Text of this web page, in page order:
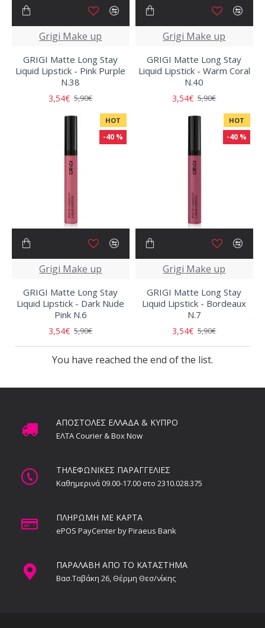
Grigi Make up
GRIGI Matte Long Stay
Liquid Lipstick - Pink Purple
N.38
3,54€ 5,90€
Grigi Make up
GRIGI Matte Long Stay
Liquid Lipstick - Warm Coral
N.40
3,54€ 5,90€
HOT
-40 %
Grigi Make up
GRIGI Matte Long Stay
Liquid Lipstick - Dark Nude
Pink N.6
3,54€ 5,90€
HOT
-40 %
Grigi Make up
GRIGI Matte Long Stay
Liquid Lipstick - Bordeaux
N.7
3,54€ 5,90€
You have reached the end of the list.
ΑΠΟΣΤΟΛΕΣ ΕΛΛΑΔΑ & ΚΥΠΡΟ
ΕΛΤΑ Courier & Box Now
ΤΗΛΕΦΩΝΙΚΕΣ ΠΑΡΑΓΓΕΛΙΕΣ
Καθημερινά 09.00-17.00 στο 2310.028.375
ΠΛΗΡΩΜΗ ΜΕ ΚΑΡΤΑ
ePOS PayCenter by Piraeus Bank
ΠΑΡΑΛΑΒΗ ΑΠΟ ΤΟ ΚΑΤΑΣΤΗΜΑ
Βασ.Ταβάκη 26, Θέρμη Θεσ/νίκης